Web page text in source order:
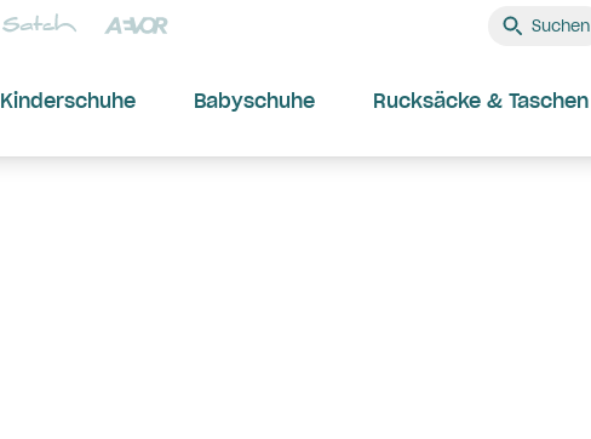
Suchen
Kinderschuhe Babyschuhe Rucksäcke & Taschen